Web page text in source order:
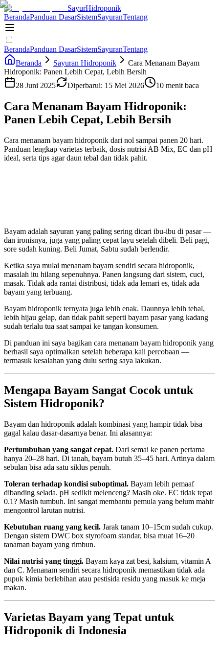
SayurHidroponik
BerandaPanduan DasarSistemSayuranTentang
BerandaPanduan DasarSistemSayuranTentang
Beranda
Sayuran Hidroponik
Cara Menanam Bayam
Hidroponik: Panen Lebih Cepat, Lebih Bersih
28 Juni 2025
Diperbarui: 15 Mei 2026 10 menit baca
Cara Menanam Bayam Hidroponik:
Panen Lebih Cepat, Lebih Bersih
Cara menanam bayam hidroponik dari nol sampai panen 20 hari.
Panduan lengkap varietas terbaik, dosis nutrisi AB Mix, EC dan pH
ideal, serta tips agar daun tebal dan tidak pahit.
Bayam adalah sayuran yang paling sering dicari ibu-ibu di pasar —
dan ironisnya, juga yang paling cepat layu setelah dibeli. Beli pagi,
sore sudah kuning. Beli Jumat, Sabtu sudah berlendir.
Ketika saya mulai menanam bayam sendiri secara hidroponik,
masalah itu hilang sepenuhnya. Panen langsung dari sistem, cuci,
masak. Tidak ada rantai distribusi, tidak ada lemari es, tidak ada
bayam yang terbuang.
Bayam hidroponik ternyata juga lebih enak. Daunnya lebih tebal,
lebih hijau gelap, dan tidak pahit seperti bayam pasar yang kadang
sudah terlalu tua saat sampai ke tangan konsumen.
Di panduan ini saya bagikan cara menanam bayam hidroponik yang
berhasil saya optimalkan setelah beberapa kali percobaan —
termasuk kesalahan yang dulu sering saya lakukan.
Mengapa Bayam Sangat Cocok untuk
Sistem Hidroponik?
Bayam dan hidroponik adalah kombinasi yang hampir tidak bisa
gagal kalau dasar-dasarnya benar. Ini alasannya:
Pertumbuhan yang sangat cepat. Dari semai ke panen pertama
hanya 20–28 hari. Di tanah, bayam butuh 35–45 hari. Artinya dalam
sebulan bisa ada satu siklus penuh.
Toleran terhadap kondisi suboptimal. Bayam lebih pemaaf
dibanding selada. pH sedikit melenceng? Masih oke. EC tidak tepat
0.1? Masih tumbuh. Ini sangat membantu pemula yang belum mahir
mengontrol larutan nutrisi.
Kebutuhan ruang yang kecil. Jarak tanam 10–15cm sudah cukup.
Dengan sistem DWC box styrofoam standar, bisa muat 16–20
tanaman bayam yang rimbun.
Nilai nutrisi yang tinggi. Bayam kaya zat besi, kalsium, vitamin A
dan C. Menanam sendiri secara hidroponik memastikan tidak ada
pupuk kimia berlebihan atau pestisida residu yang masuk ke meja
makan.
Varietas Bayam yang Tepat untuk
Hidroponik di Indonesia